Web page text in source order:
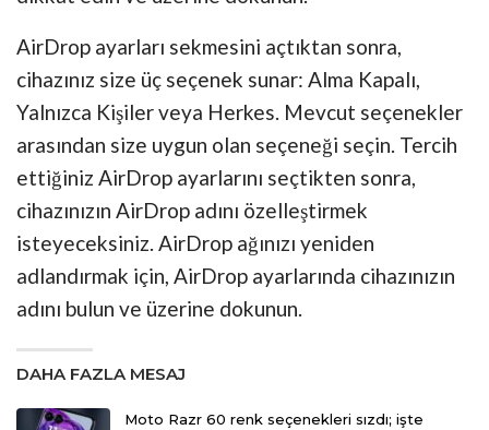
AirDrop ayarları sekmesini açtıktan sonra,
cihazınız size üç seçenek sunar: Alma Kapalı,
Yalnızca Kişiler veya Herkes. Mevcut seçenekler
arasından size uygun olan seçeneği seçin. Tercih
ettiğiniz AirDrop ayarlarını seçtikten sonra,
cihazınızın AirDrop adını özelleştirmek
isteyeceksiniz. AirDrop ağınızı yeniden
adlandırmak için, AirDrop ayarlarında cihazınızın
adını bulun ve üzerine dokunun.
DAHA FAZLA MESAJ
Moto Razr 60 renk seçenekleri sızdı; işte